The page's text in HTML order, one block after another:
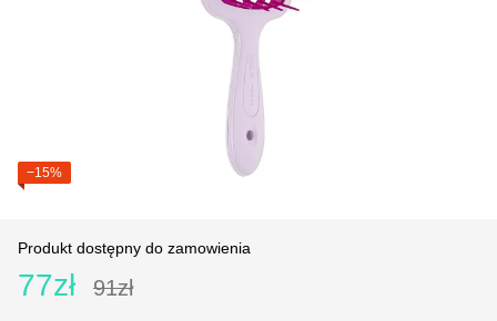
−15%
Produkt dostępny do zamowienia
77zł 91zł